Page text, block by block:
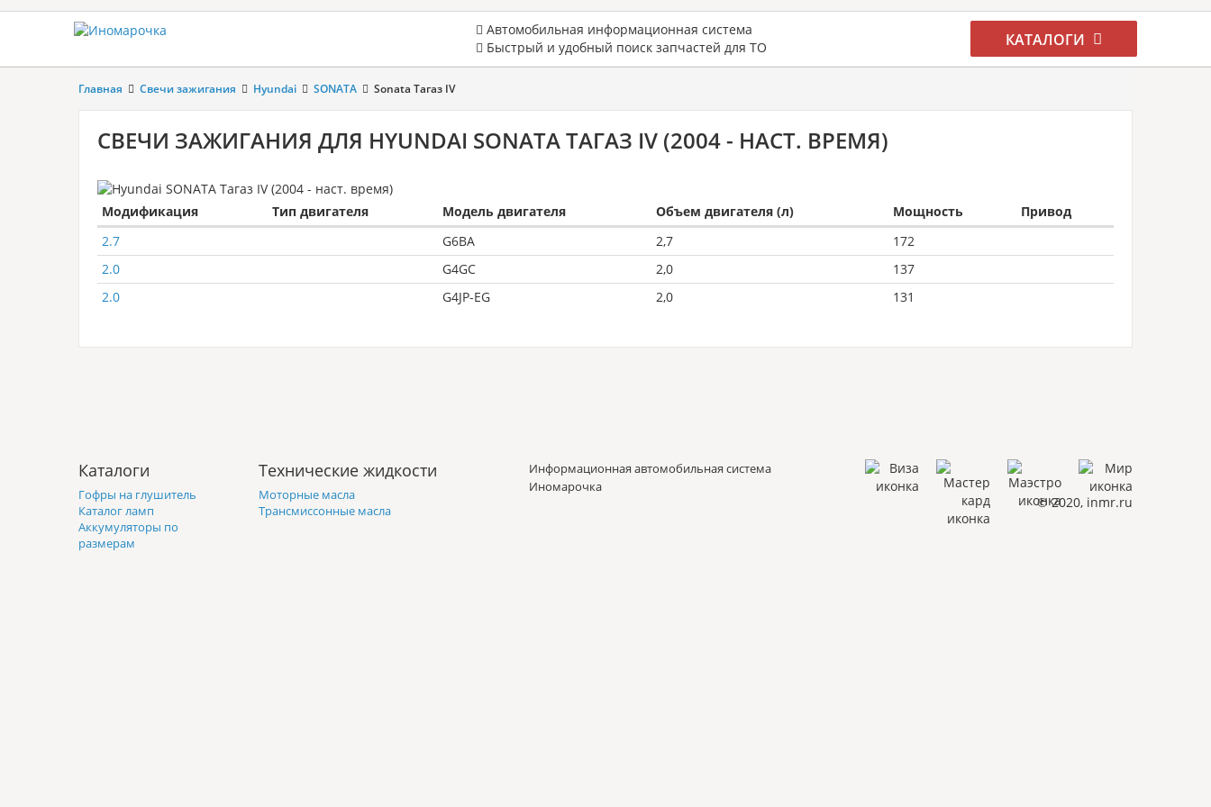
Автомобильная информационная система
Быстрый и удобный поиск запчастей для ТО
КАТАЛОГИ
Главная Свечи зажигания Hyundai SONATA Sonata Тагаз IV
СВЕЧИ ЗАЖИГАНИЯ ДЛЯ HYUNDAI SONATA ТАГАЗ IV (2004 - НАСТ. ВРЕМЯ)
Модификация Тип двигателя Модель двигателя Объем двигателя (л) Мощность
Привод
2.7
G6BA 2,7
172
2.0
G4GC 2,0
137
2.0
G4JP-EG 2,0 131
Каталоги
Гофры на глушитель
Каталог ламп
Аккумуляторы по
размерам
Технические жидкости
Моторные масла
Трансмиссонные масла
Информационная автомобильная система
Иномарочка
© 2020, inmr.ru